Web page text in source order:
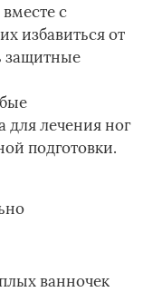
с
избавиться от
защитные
для лечения ног
подготовки.
ванночек